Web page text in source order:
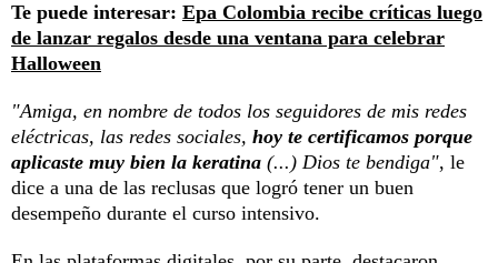
Te puede interesar: Epa Colombia recibe críticas luego
de lanzar regalos desde una ventana para celebrar
Halloween
"Amiga, en nombre de todos los seguidores de mis redes
eléctricas, las redes sociales, hoy te certificamos porque
aplicaste muy bien la keratina (...) Dios te bendiga", le
dice a una de las reclusas que logró tener un buen
desempeño durante el curso intensivo.